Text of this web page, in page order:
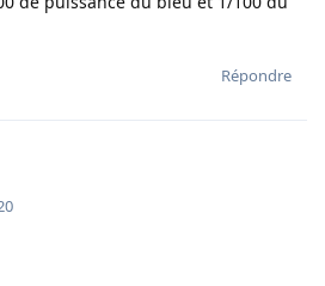
Répondre